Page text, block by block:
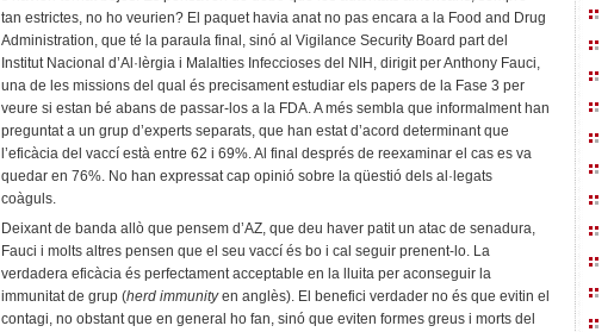
tan estrictes, no ho veurien? El paquet havia anat no pas encara a la Food and Drug
Administration, que té la paraula final, sinó al Vigilance Security Board part del
Institut Nacional d’Al·lèrgia i Malalties Infeccioses del NIH, dirigit per Anthony Fauci,
una de les missions del qual és precisament estudiar els papers de la Fase 3 per
veure si estan bé abans de passar-los a la FDA. A més sembla que informalment han
preguntat a un grup d’experts separats, que han estat d’acord determinant que
l’eficàcia del vaccí està entre 62 i 69%. Al final després de reexaminar el cas es va
quedar en 76%. No han expressat cap opinió sobre la qüestió dels al·legats
coàguls.
Deixant de banda allò que pensem d’AZ, que deu haver patit un atac de senadura,
Fauci i molts altres pensen que el seu vaccí és bo i cal seguir prenent-lo. La
verdadera eficàcia és perfectament acceptable en la lluita per aconseguir la
immunitat de grup (herd immunityen anglès). El benefici verdader no és que evitin el
contagi, no obstant que en general ho fan, sinó que eviten formes greus i morts del